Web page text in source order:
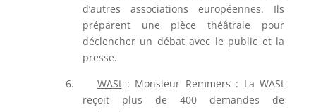
d’autres associations européennes. Ils
préparent une pièce théâtrale pour
déclencher un débat avec le public et la
presse.
6.
WASt: Monsieur Remmers : La WASt
reçoit plus de 400 demandes de